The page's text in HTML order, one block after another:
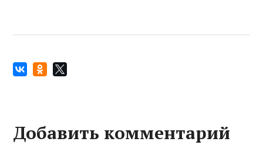
Добавить комментарий